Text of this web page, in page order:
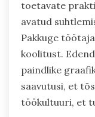
Millised on
vaimselt
loomiseks?
Vaimselt